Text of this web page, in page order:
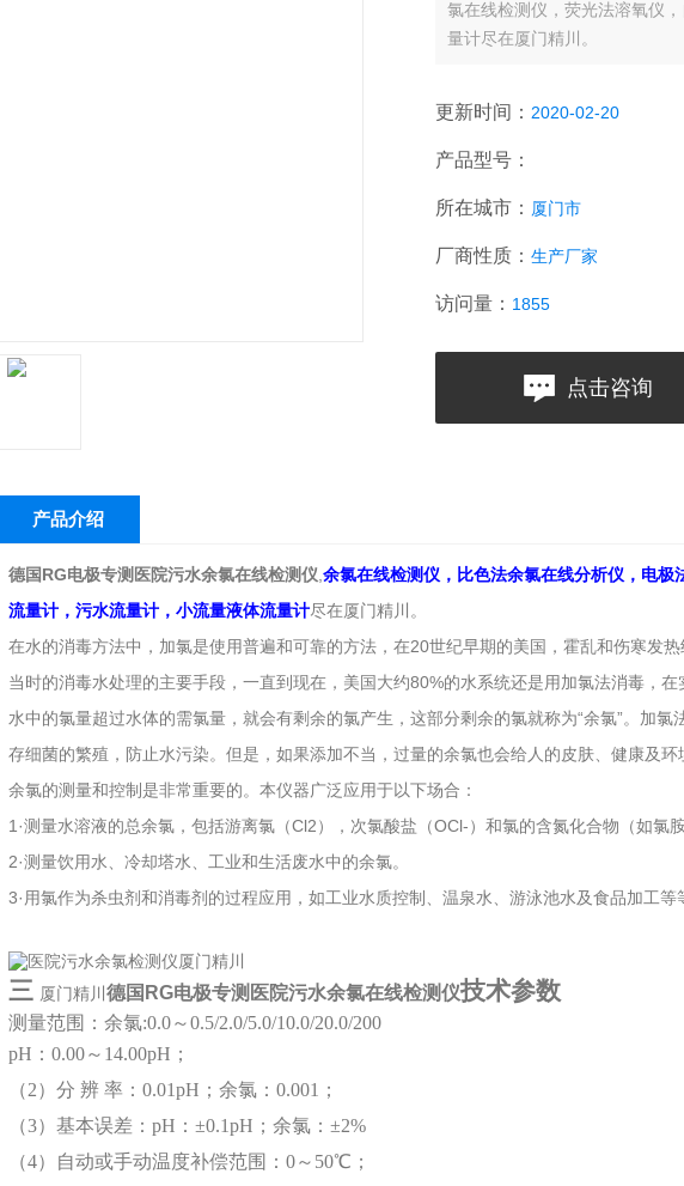
氯在线检测仪，荧光法溶氧仪
量计尽在厦门精川。
更新时间： 2020-02-20
产品型号：
所在城市： 厦门市
厂商性质： 生产厂家
访问量： 1855
点击咨询
产品介绍
德国RG电极专测医院污水余氯在线检测仪 余氯在线检测仪，比色法余氯在线分析仪，电
流量计，污水流量计，小流量液体流量计尽在厦门精川。
在水的消毒方法中，加氯是使用普遍和可靠的方法，在20世纪早期的美国，霍乱和伤寒发
当时的消毒水处理的主要手段，一直到现在，美国大约80%的水系统还是用加氯法消毒，
水中的氯量超过水体的需氯量，就会有剩余的氯产生，这部分剩余的氯就称为“余氯”。加
存细菌的繁殖，防止水污染。但是，如果添加不当，过量的余氯也会给人的皮肤、健康及
余氯的测量和控制是非常重要的。本仪器广泛应用于以下场合：
1·测量水溶液的总余氯，包括游离氯（Cl2），次氯酸盐（OCl-）和氯的含氮化合物（如氯
2·测量饮用水、冷却塔水、工业和生活废水中的余氯。
3·用氯作为杀虫剂和消毒剂的过程应用，如工业水质控制、温泉水、游泳池水及食品加工等
三 厦门精川 德国RG电极专测医院污水余氯在线检测仪技术参数
测量范围 ： 余氯:0.0～0.5/2.0/5.0/10.0/20.0/200
pH ： 0.00～ 14.00pH；
（2）分 辨 率：0.01pH； 余氯 ： 0.001 ；
（3）基本误差 ： pH：±0.1pH； 余氯 ： ±2%
（4）自动或手动温度补偿范围：0～50℃；